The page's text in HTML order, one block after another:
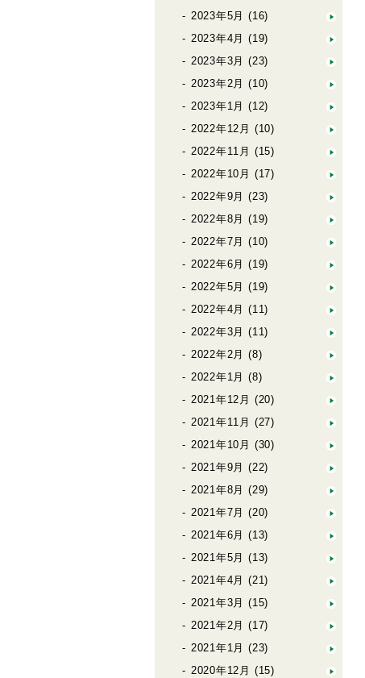
2023年5月 (16)
2023年4月 (19)
2023年3月 (23)
2023年2月 (10)
2023年1月 (12)
2022年12月 (10)
2022年11月 (15)
2022年10月 (17)
2022年9月 (23)
2022年8月 (19)
2022年7月 (10)
2022年6月 (19)
2022年5月 (19)
2022年4月 (11)
2022年3月 (11)
2022年2月 (8)
2022年1月 (8)
2021年12月 (20)
2021年11月 (27)
2021年10月 (30)
2021年9月 (22)
2021年8月 (29)
2021年7月 (20)
2021年6月 (13)
2021年5月 (13)
2021年4月 (21)
2021年3月 (15)
2021年2月 (17)
2021年1月 (23)
2020年12月 (15)